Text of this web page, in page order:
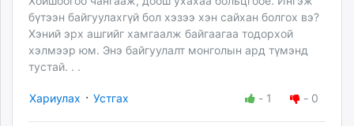
бүтээн байгуулахгүй бол хэзээ хэн сайхан болгох вэ?
Хэний эрх ашгийг хамгаалж байгаагаа тодорхой
хэлмээр юм. Энэ байгуулалт монголын ард түмэнд
тустай. . .
Хариулах · Устгах - 1 - 0